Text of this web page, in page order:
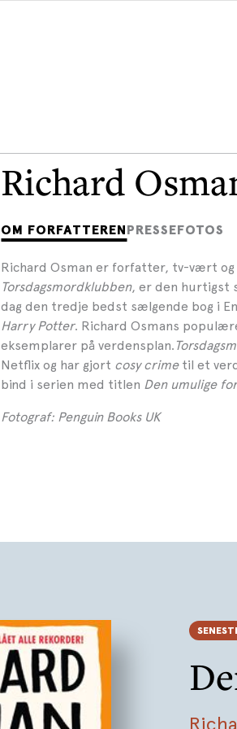
Richard
OM FORFATTEREN PRESSEFOTOS
Richard Osman er forfatter, tv-vært
Torsdagsmordklubben, er den hurtigst
dag den tredje bedst sælgende bog i
Harry Potter. Richard Osmans
eksemplarer på verdensplan.
Netflix og har gjort cosy crimetil et
bind i serien med titlen Den umulige
Fotograf: Penguin Books UK